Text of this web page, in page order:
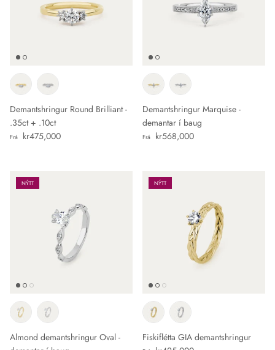
Demantshringur Round Brilliant -
.35ct + .10ct
Verð
Frá kr475,000
Demantshringur Marquise -
demantar í baug
Verð
Frá kr568,000
NÝTT
Almond demantshringur Oval -
NÝTT
Fiskiflétta GIA demantshringur